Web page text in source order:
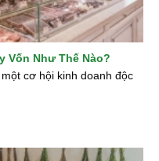
Vốn Như Thế Nào?
cơ hội kinh doanh độc